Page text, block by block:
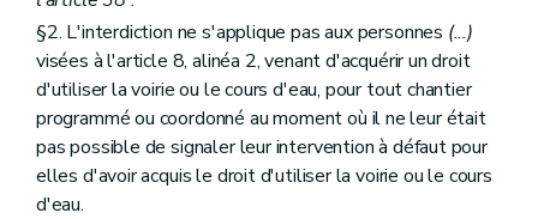
§2. L'interdiction ne s'applique pas aux personnes (...)
visées à l'article 8, alinéa 2, venant d'acquérir un droit
d'utiliser la voirie ou le cours d'eau, pour tout chantier
programmé ou coordonné au moment où il ne leur était
pas possible de signaler leur intervention à défaut pour
elles d'avoir acquis le droit d'utiliser la voirie ou le cours
d'eau.